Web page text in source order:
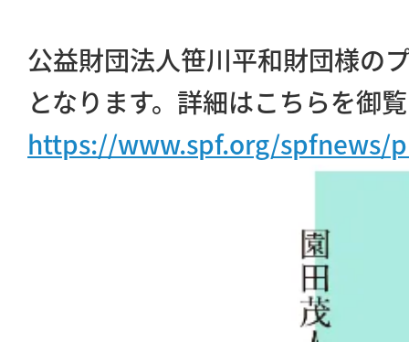
公益財団法人笹川平和財団様の
となります。詳細はこちらを御
https://www.spf.org/spfnews/